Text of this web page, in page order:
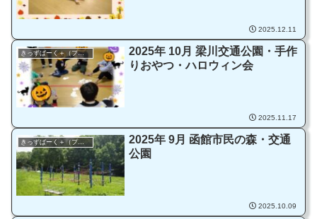
2025.12.11
きっずぱーく＋（プラス）
2025年 10月 梁川交通公園・手作
りおやつ・ハロウィン会
2025.11.17
きっずぱーく＋（プラス）
2025年 9月 函館市民の森・交通
公園
2025.10.09